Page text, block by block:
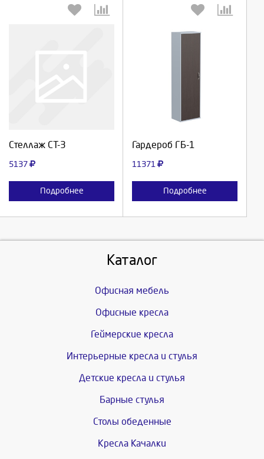
Стеллаж СТ-3
5137
Подробнее
Гардероб ГБ-1
11371
Подробнее
Выберите количество:
Каталог
Офисная мебель
Офисные кресла
Геймерские кресла
Интерьерные кресла и стулья
Детские кресла и стулья
Барные стулья
Столы обеденные
Кресла Качалки